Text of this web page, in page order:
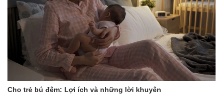
Cho trẻ bú đêm: Lợi ích và những lời khuyên